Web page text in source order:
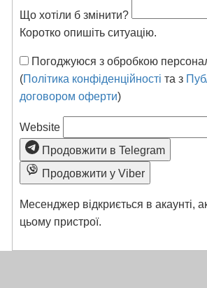
Що хотіли б змінити?
Коротко опишіть ситуацію.
Погоджуюся з обробкою
(Політика конфіденційності та з
договором оферти)
Website
Продовжити в Telegram
Продовжити у Viber
Месенджер відкриється в акаунті,
цьому пристрої.